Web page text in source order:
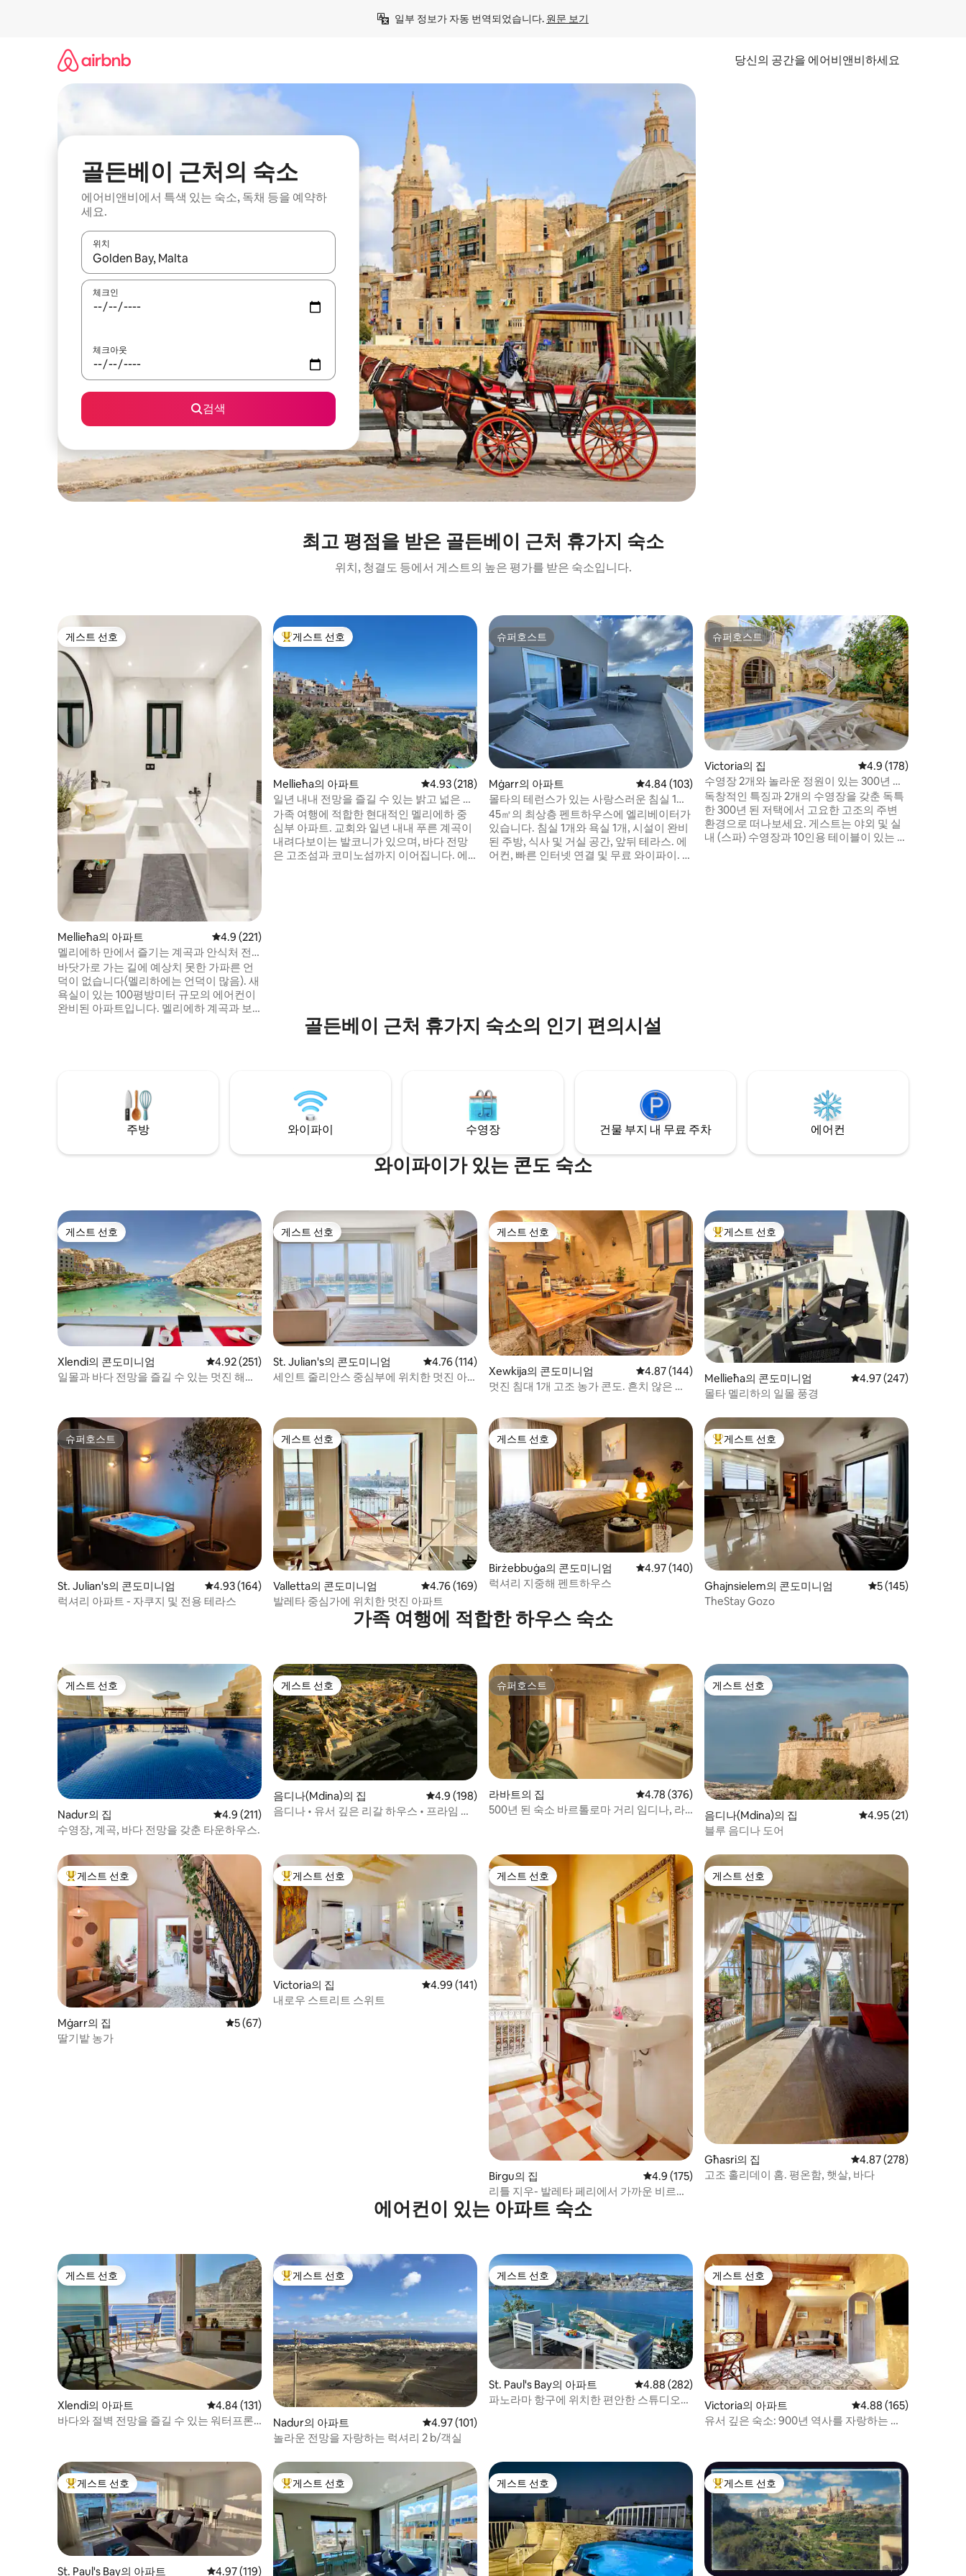
일부 정보가 자동 번역되었습니다. 원문 보기
당신의 공간을 에어비앤비하세요
골든베이 근처의 숙소
에어비앤비에서 특색 있는 숙소, 독채 등을 예약하
세요.
위치
결과가 나오면 위·아래 화살표 키를 사용하거나 터치 또는 스와이프 동작으로 탐색하세요.
체크인
체크아웃
검색
최고 평점을 받은 골든베이 근처 휴가지 숙소
위치, 청결도 등에서 게스트의 높은 평가를 받은 숙소입니다.
게스트 선호
게스트 선호
Mellieħa의 아파트 평점 4.9점(5점 만점), 후기 221개
4.9 (221)
멜리에하 만에서 즐기는 계곡과 안식처 전
망
바닷가로 가는 길에 예상치 못한 가파른 언
덕이 없습니다(멜리하에는 언덕이 많음). 새
욕실이 있는 100평방미터 규모의 에어컨이
완비된 아파트입니다. 멜리에하 계곡과 보
기가 까다롭습니다). 인근의 버스정류장은
모든 섬과 연결되어 있으며 100m 미만 거리
에 있습니다. 같은 도로에 레스토랑과 바가
상위 게스트 선호
게스트 선호
Mellieħa의 아파트 평점 4.93점(5점 만점), 후기 218개
4.93 (218)
일년 내내 전망을 즐길 수 있는 밝고 넓은 아
파트
가족 여행에 적합한 현대적인 멜리에하 중
심부 아파트. 교회와 일년 내내 푸른 계곡이
내려다보이는 발코니가 있으며, 바다 전망
은 고조섬과 코미노섬까지 이어집니다. 에
슈퍼호스트
슈퍼호스트
Mġarr의 아파트 평점 4.84점(5점 만점), 후기 103개
4.84 (103)
몰타의 테런스가 있는 사랑스러운 침실 1개
펜트하우스
45㎡의 최상층 펜트하우스에 엘리베이터가
있습니다. 침실 1개와 욕실 1개, 시설이 완비
된 주방, 식사 및 거실 공간, 앞뒤 테라스. 에
어컨, 빠른 인터넷 연결 및 무료 와이파이. 조
슈퍼호스트
슈퍼호스트
Victoria의 집 평점 4.9점(5점 만점),
4.9 (178)
수영장 2개와 놀라운 정원이 있는 300년 전
통의 고조 저택
독창적인 특징과 2개의 수영장을 갖춘 독특
한 300년 된 저택에서 고요한 고조의 주변
환경으로 떠나보세요. 게스트는 야외 및 실
내 (스파) 수영장과 10인용 테이블이 있는 페
골든베이 근처 휴가지 숙소의 인기 편의시설
주방 와이파이 수영장 건물 부지 내 무료 주차 에어컨
와이파이가 있는 콘도 숙소
게스트 선호
게스트 선호
Xlendi의 콘도미니엄 평점 4.92점(5점 만점), 후기 251개
4.92 (251)
일몰과 바다 전망을 즐길 수 있는 멋진 해변
게스트 선호
게스트 선호
St. Julian's의 콘도미니엄 평점 4.76점(5점 만점), 후기 114개
4.76 (114)
세인트 줄리안스 중심부에 위치한 멋진 아
게스트 선호
게스트 선호
Xewkija의 콘도미니엄 평점 4.87점(5점 만점), 후기 144개
4.87 (144)
멋진 침대 1개 고조 농가 콘도. 흔치 않은 기
상위 게스트 선호
게스트 선호
Mellieħa의 콘도미니엄 평점 4.97점(5점 만점),
4.97 (247)
몰타 멜리하의 일몰 풍경
슈퍼호스트
슈퍼호스트
St. Julian's의 콘도미니엄 평점 4.93점(5점 만점), 후기 164개
4.93 (164)
럭셔리 아파트 - 자쿠지 및 전용 테라스
게스트 선호
게스트 선호
Valletta의 콘도미니엄 평점 4.76점(5점 만점), 후기 169개
4.76 (169)
발레타 중심가에 위치한 멋진 아파트
게스트 선호
게스트 선호
Birżebbuġa의 콘도미니엄 평점 4.97점(5점 만점), 후기 140개
4.97 (140)
럭셔리 지중해 펜트하우스
상위 게스트 선호
게스트 선호
Ghajnsielem의 콘도미니엄 평점 5점(5점 만점),
5 (145)
TheStay Gozo
가족 여행에 적합한 하우스 숙소
게스트 선호
게스트 선호
Nadur의 집 평점 4.9점(5점 만점), 후기 211개
4.9 (211)
수영장, 계곡, 바다 전망을 갖춘 타운하우스.
게스트 선호
게스트 선호
음디나(Mdina)의 집 평점 4.9점(5점 만점), 후기 198개
4.9 (198)
음디나 • 유서 깊은 리갈 하우스 • 프라임 대
슈퍼호스트
슈퍼호스트
라바트의 집 평점 4.78점(5점 만점), 후기 376개
4.78 (376)
500년 된 숙소 바르톨로마 거리 임디나, 라
게스트 선호
게스트 선호
음디나(Mdina)의 집 평점 4.95점(5점 만점
4.95 (21)
블루 음디나 도어
상위 게스트 선호
게스트 선호
Mġarr의 집 평점 5점(5점 만점), 후기 67개
5 (67)
딸기밭 농가
상위 게스트 선호
게스트 선호
Victoria의 집 평점 4.99점(5점 만점), 후기 141개
4.99 (141)
내로우 스트리트 스위트
게스트 선호
게스트 선호
Birgu의 집 평점 4.9점(5점 만점), 후기 175개
4.9 (175)
리틀 지우- 발레타 페리에서 가까운 비르구
의 숙소
게스트 선호
게스트 선호
Għasri의 집 평점 4.87점(5점 만점),
4.87 (278)
고조 홀리데이 홈. 평온함, 햇살, 바다
에어컨이 있는 아파트 숙소
게스트 선호
게스트 선호
Xlendi의 아파트 평점 4.84점(5점 만점), 후기 131개
4.84 (131)
바다와 절벽 전망을 즐길 수 있는 워터프론
상위 게스트 선호
게스트 선호
Nadur의 아파트 평점 4.97점(5점 만점), 후기 101개
4.97 (101)
놀라운 전망을 자랑하는 럭셔리 2 b/객실
게스트 선호
게스트 선호
St. Paul's Bay의 아파트 평점 4.88점(5점 만점), 후기 282개
4.88 (282)
파노라마 항구에 위치한 편안한 스튜디오
게스트 선호
게스트 선호
Victoria의 아파트 평점 4.88점(5점 만점),
4.88 (165)
유서 깊은 숙소: 900년 역사를 자랑하는 개
상위 게스트 선호
게스트 선호
St. Paul's Bay의 아파트 평점 4.97점(5점 만점), 후기 119개
4.97 (119)
상위 게스트 선호
게스트 선호 게스트 선호
게스트 선호 상위 게스트 선호
게스트 선호